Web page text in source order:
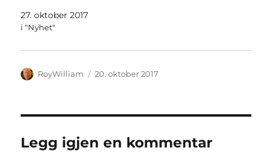
27. oktober 2017
i "Nyhet"
Forfatter
RoyWilliam Publisert
20. oktober 2017
Legg igjen en kommentar